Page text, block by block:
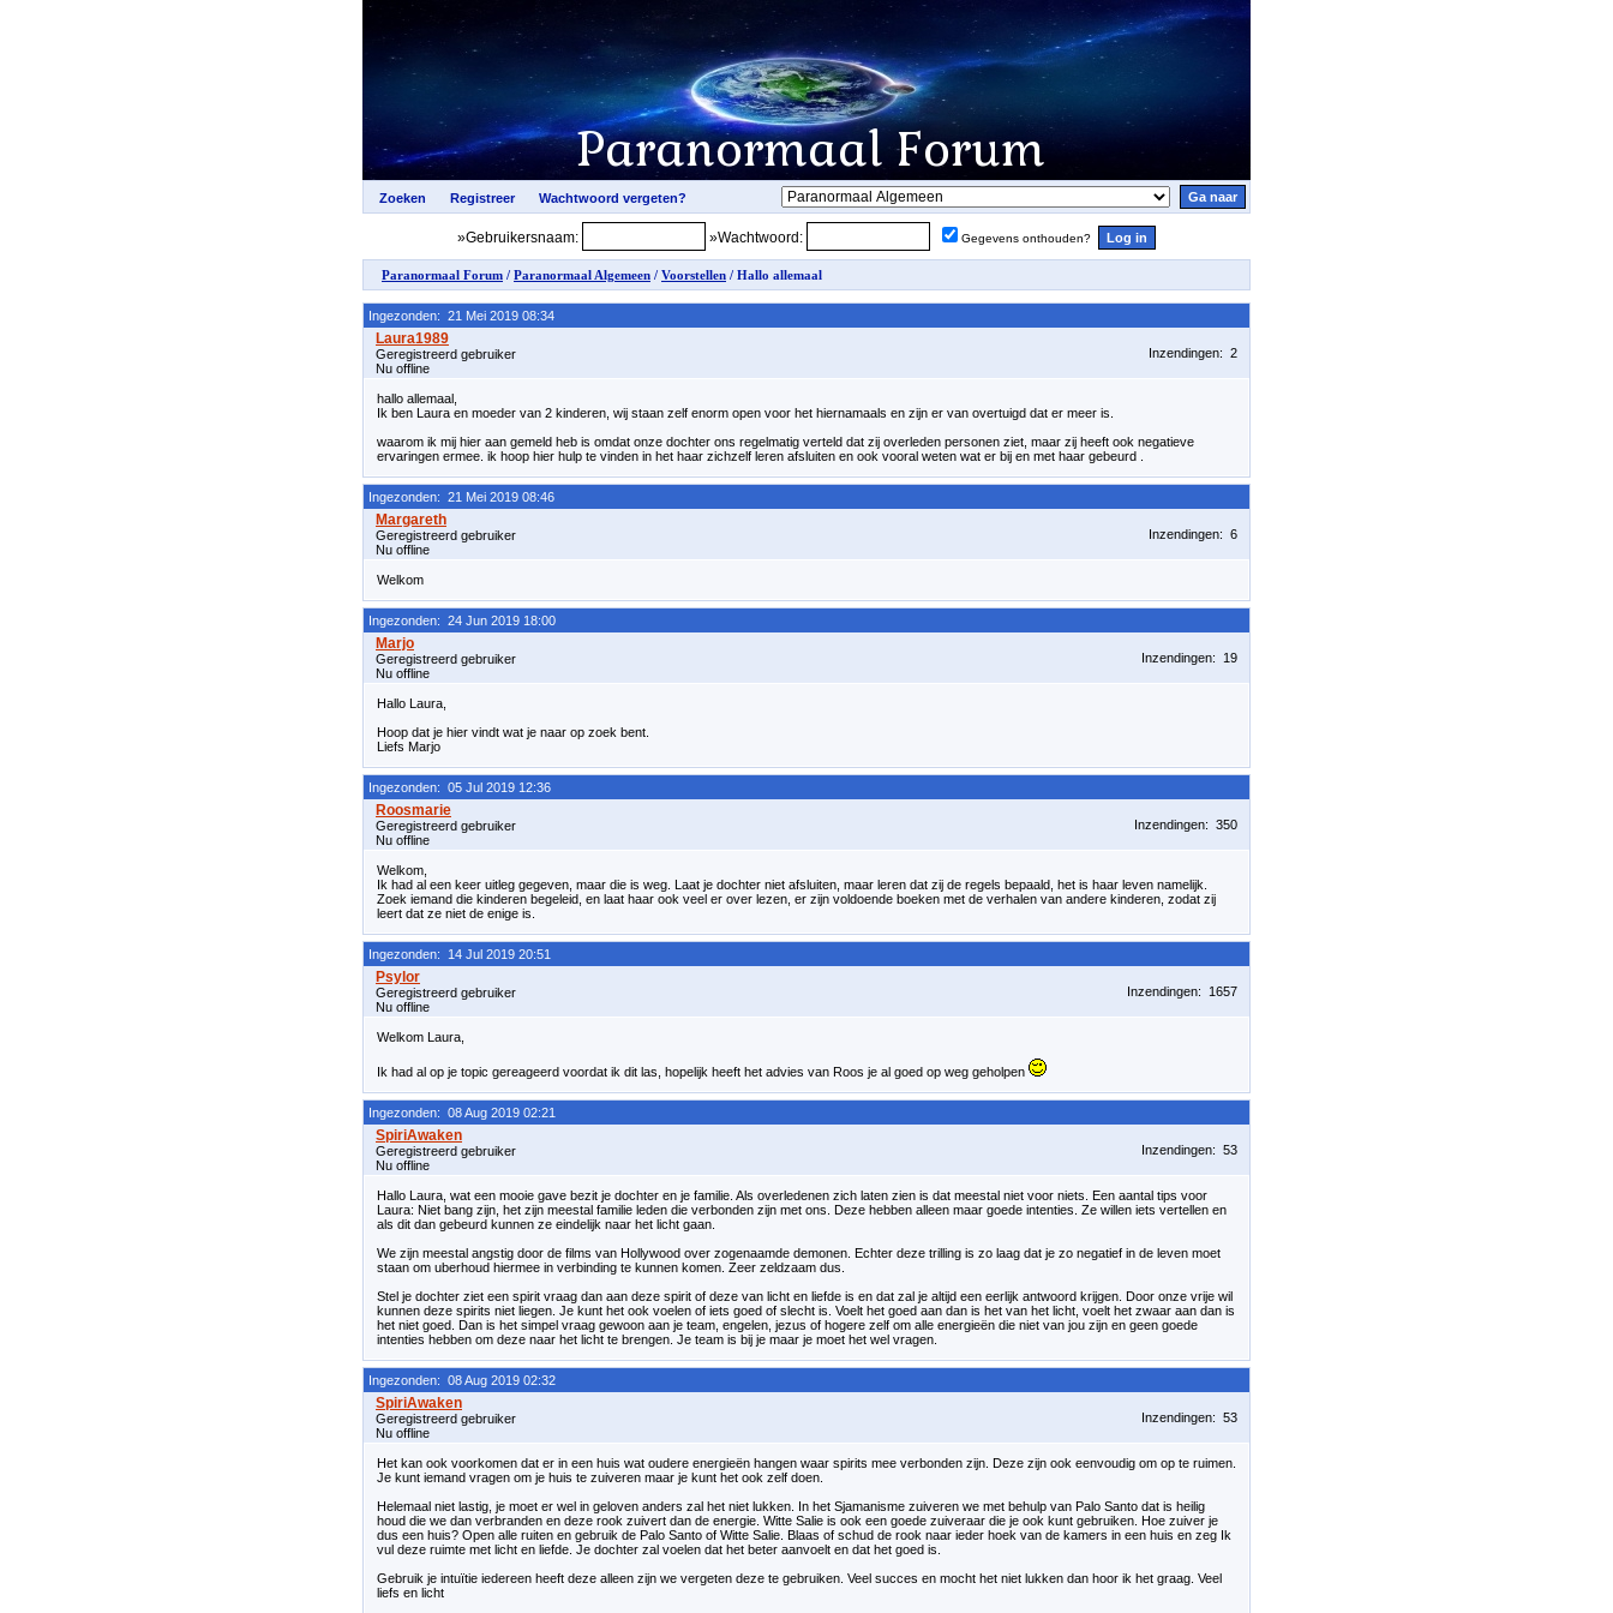
»Gebruikersnaam: »Wachtwoord: Gegevens onthouden?
Paranormaal Forum / Paranormaal Algemeen / Voorstellen / Hallo allemaal
Ingezonden: 21 Mei 2019 08:34
Geregistreerd gebruiker
Nu offline
Inzendingen: 2
hallo allemaal,
Ik ben Laura en moeder van 2 kinderen, wij staan zelf enorm open voor het hiernamaals en zijn er van overtuigd dat er meer is.
waarom ik mij hier aan gemeld heb is omdat onze dochter ons regelmatig verteld dat zij overleden personen ziet, maar zij heeft ook negatieve
ervaringen ermee. ik hoop hier hulp te vinden in het haar zichzelf leren afsluiten en ook vooral weten wat er bij en met haar gebeurd .
Ingezonden: 21 Mei 2019 08:46
Geregistreerd gebruiker
Nu offline
Inzendingen: 6
Welkom
Ingezonden: 24 Jun 2019 18:00
Geregistreerd gebruiker
Nu offline
Inzendingen: 19
Hallo Laura,
Hoop dat je hier vindt wat je naar op zoek bent.
Liefs Marjo
Ingezonden: 05 Jul 2019 12:36
Geregistreerd gebruiker
Nu offline
Inzendingen: 350
Welkom,
Ik had al een keer uitleg gegeven, maar die is weg. Laat je dochter niet afsluiten, maar leren dat zij de regels bepaald, het is haar leven namelijk.
Zoek iemand die kinderen begeleid, en laat haar ook veel er over lezen, er zijn voldoende boeken met de verhalen van andere kinderen, zodat zij
leert dat ze niet de enige is.
Ingezonden: 14 Jul 2019 20:51
Geregistreerd gebruiker
Nu offline
Inzendingen: 1657
Welkom Laura,
Ik had al op je topic gereageerd voordat ik dit las, hopelijk heeft het advies van Roos je al goed op weg geholpen
Ingezonden: 08 Aug 2019 02:21
Geregistreerd gebruiker
Nu offline
Inzendingen: 53
Hallo Laura, wat een mooie gave bezit je dochter en je familie. Als overledenen zich laten zien is dat meestal niet voor niets. Een aantal tips voor
Laura: Niet bang zijn, het zijn meestal familie leden die verbonden zijn met ons. Deze hebben alleen maar goede intenties. Ze willen iets vertellen en
als dit dan gebeurd kunnen ze eindelijk naar het licht gaan.
We zijn meestal angstig door de films van Hollywood over zogenaamde demonen. Echter deze trilling is zo laag dat je zo negatief in de leven moet
staan om uberhoud hiermee in verbinding te kunnen komen. Zeer zeldzaam dus.
Stel je dochter ziet een spirit vraag dan aan deze spirit of deze van licht en liefde is en dat zal je altijd een eerlijk antwoord krijgen. Door onze vrije wil
kunnen deze spirits niet liegen. Je kunt het ook voelen of iets goed of slecht is. Voelt het goed aan dan is het van het licht, voelt het zwaar aan dan is
het niet goed. Dan is het simpel vraag gewoon aan je team, engelen, jezus of hogere zelf om alle energieën die niet van jou zijn en geen goede
intenties hebben om deze naar het licht te brengen. Je team is bij je maar je moet het wel vragen.
Ingezonden: 08 Aug 2019 02:32
Geregistreerd gebruiker
Nu offline
Inzendingen: 53
Het kan ook voorkomen dat er in een huis wat oudere energieën hangen waar spirits mee verbonden zijn. Deze zijn ook eenvoudig om op te ruimen.
Je kunt iemand vragen om je huis te zuiveren maar je kunt het ook zelf doen.
Helemaal niet lastig, je moet er wel in geloven anders zal het niet lukken. In het Sjamanisme zuiveren we met behulp van Palo Santo dat is heilig
houd die we dan verbranden en deze rook zuivert dan de energie. Witte Salie is ook een goede zuiveraar die je ook kunt gebruiken. Hoe zuiver je
dus een huis? Open alle ruiten en gebruik de Palo Santo of Witte Salie. Blaas of schud de rook naar ieder hoek van de kamers in een huis en zeg Ik
vul deze ruimte met licht en liefde. Je dochter zal voelen dat het beter aanvoelt en dat het goed is.
Gebruik je intuïtie iedereen heeft deze alleen zijn we vergeten deze te gebruiken. Veel succes en mocht het niet lukken dan hoor ik het graag. Veel
liefs en licht